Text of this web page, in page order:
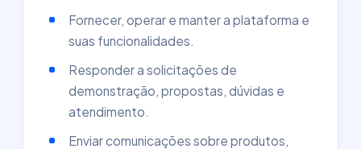
Fornecer, operar e manter a plataforma e
suas funcionalidades.
Responder a solicitações de
demonstração, propostas, dúvidas e
atendimento.
Enviar comunicações sobre produtos,